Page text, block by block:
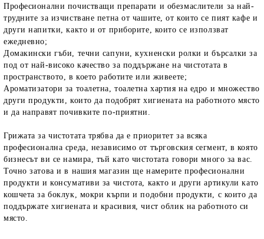
Професионални почистващи препарати и обезмаслители за най-
трудните за изчистване петна от чашите, от които се пият кафе и
други напитки, както и от приборите, които се използват
ежедневно;
Домакински гъби, течни сапуни, кухненски ролки и бърсалки за
под от най-високо качество за поддържане на чистотата в
пространството, в което работите или живеете;
Ароматизатори за тоалетна, тоалетна хартия на едро и множество
други продукти, които да подобрят хигиената на работното място
и да направят почивките по-приятни.
Грижата за чистотата трябва да е приоритет за всяка
професионална среда, независимо от търговския сегмент, в която
бизнесът ви се намира, тъй като чистотата говори много за вас.
Точно затова и в нашия магазин ще намерите професионални
продукти и консумативи за чистота, както и други артикули като
кошчета за боклук, мокри кърпи и подобни продукти, с които да
поддържате хигиената и красивия, чист облик на работното си
място.